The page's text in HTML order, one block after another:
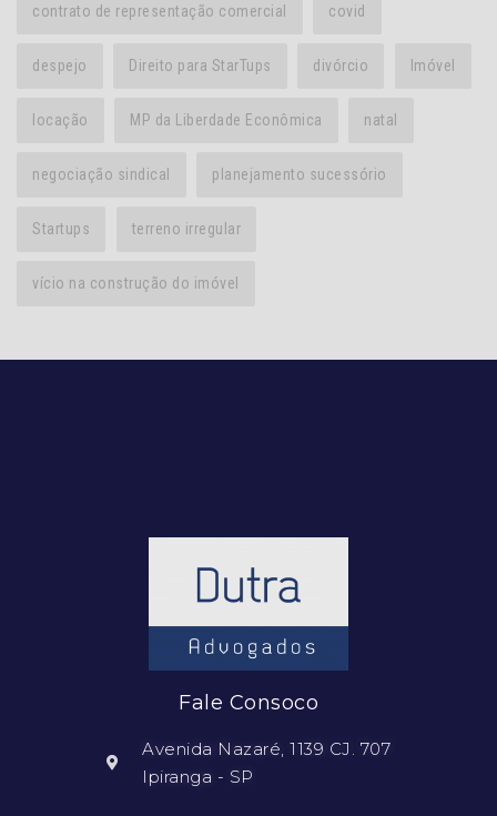
contrato de representação comercial covid
despejo Direito para StarTups divórcio Imóvel
locação MP da Liberdade Econômica natal
negociação sindical planejamento sucessório
Startups terreno irregular
vício na construção do imóvel
Fale Consoco
Avenida Nazaré, 1139 CJ. 707
Ipiranga - SP